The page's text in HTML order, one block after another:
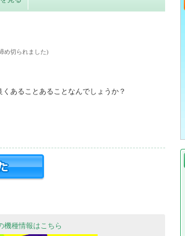
め切られました)
あることあることなんでしょうか？
機種情報はこちら